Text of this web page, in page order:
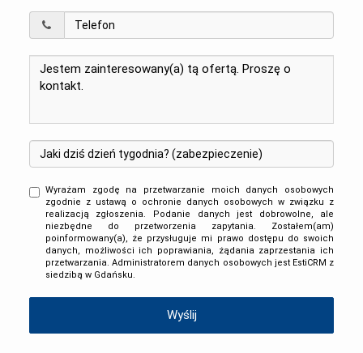
Wyrażam zgodę na przetwarzanie moich danych osobowych
zgodnie z ustawą o ochronie danych osobowych w związku z
realizacją zgłoszenia. Podanie danych jest dobrowolne, ale
niezbędne do przetworzenia zapytania. Zostałem(am)
poinformowany(a), że przysługuje mi prawo dostępu do swoich
danych, możliwości ich poprawiania, żądania zaprzestania ich
przetwarzania. Administratorem danych osobowych jest EstiCRM z
siedzibą w Gdańsku.